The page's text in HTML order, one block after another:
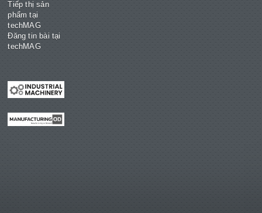
Tiếp thị sản
phẩm tại
techMAG
Đăng tin bài tại
techMAG